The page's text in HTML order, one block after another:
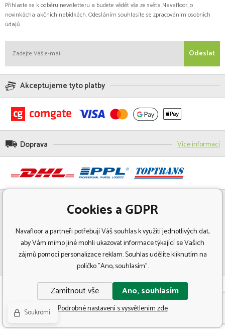
Přihlaste se k odběru newsletteru a budete vědět vše ze světa Navafloor, o
novinkácha akčních nabídkách. Odesláním souhlasíte se zpracováním osobních
údajů.
Odeslat
Akceptujeme tyto platby
Doprava Více informací
© Copyright 2018 Navafloor - Specializovaný prodej podlahových krytin.
Všechna práva vyhrazena.
Eshopy
Cookies a GDPR
Navafloor a partneři potřebují Váš souhlas k využití jednotlivých dat,
aby Vám mimo jiné mohli ukazovat informace týkající se Vašich
zájmů pomocí personalizace reklam. Souhlas udělíte kliknutím na
políčko "Ano, souhlasím".
Zamítnout vše Ano, souhlasím
Podrobné nastavení s vysvětlením zde
Soukromí